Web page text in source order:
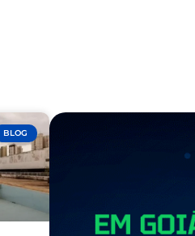
BLOG